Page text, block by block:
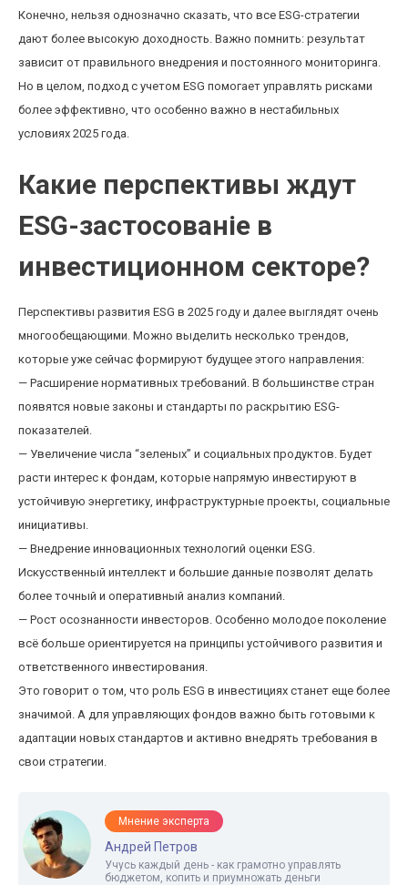
Конечно, нельзя однозначно сказать, что все ESG-стратегии
дают более высокую доходность. Важно помнить: результат
зависит от правильного внедрения и постоянного мониторинга.
Но в целом, подход с учетом ESG помогает управлять рисками
более эффективно, что особенно важно в нестабильных
условиях 2025 года.
Какие перспективы ждут
ESG-застосованіе в
инвестиционном секторе?
Перспективы развития ESG в 2025 году и далее выглядят очень
многообещающими. Можно выделить несколько трендов,
которые уже сейчас формируют будущее этого направления:
— Расширение нормативных требований. В большинстве стран
появятся новые законы и стандарты по раскрытию ESG-
показателей.
— Увеличение числа “зеленых” и социальных продуктов. Будет
расти интерес к фондам, которые напрямую инвестируют в
устойчивую энергетику, инфраструктурные проекты, социальные
инициативы.
— Внедрение инновационных технологий оценки ESG.
Искусственный интеллект и большие данные позволят делать
более точный и оперативный анализ компаний.
— Рост осознанности инвесторов. Особенно молодое поколение
всё больше ориентируется на принципы устойчивого развития и
ответственного инвестирования.
Это говорит о том, что роль ESG в инвестициях станет еще более
значимой. А для управляющих фондов важно быть готовыми к
адаптации новых стандартов и активно внедрять требования в
свои стратегии.
Мнение эксперта
Андрей Петров
Учусь каждый день - как грамотно управлять
бюджетом, копить и приумножать деньги